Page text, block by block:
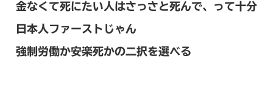
金なくて死にたい人はさっさと死んで、って十分
日本人ファーストじゃん
強制労働か安楽死かの二択を選べる